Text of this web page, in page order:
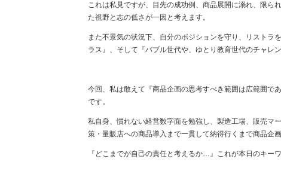
これは私見ですが、目先の成功例、商品展開に溺れ、限ら
た視野と志の低さが一因と考えます。
また不景気の状況下、自分のポジションを守り、リストラ
ラス』、そして『バブル世代や、ゆとり教育世代のチャレ
今回、私は敢えて『商品企画の思考すべき範囲は広範囲
です。
私自身、慣れない経営数字面を勉強し、製造工場、販売マ
策・量販店への商品導入まで一貫して納得行くまで商品企
『どこまでが自己の責任と考えるか…』これが本日のキーワ